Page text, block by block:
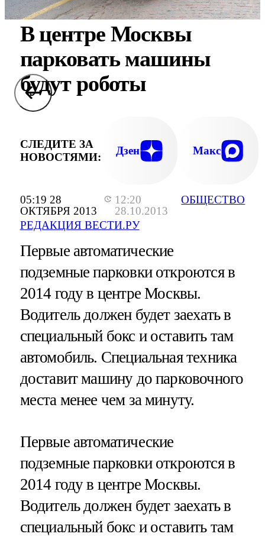
05:19 28
ОКТЯБРЯ 2013
12:20
28.10.2013
РЕДАКЦИЯ ВЕСТИ.РУ
ОБЩЕСТВО
В центре Москвы
парковать машины
будут роботы
СЛЕДИТЕ ЗА
НОВОСТЯМИ:
Дзен Макс
Первые автоматические
подземные парковки откроются в
2014 году в центре Москвы.
Водитель должен будет заехать в
специальный бокс и оставить там
автомобиль. Специальная техника
доставит машину до парковочного
места менее чем за минуту.
Первые автоматические
подземные парковки откроются в
2014 году в центре Москвы.
Водитель должен будет заехать в
специальный бокс и оставить там